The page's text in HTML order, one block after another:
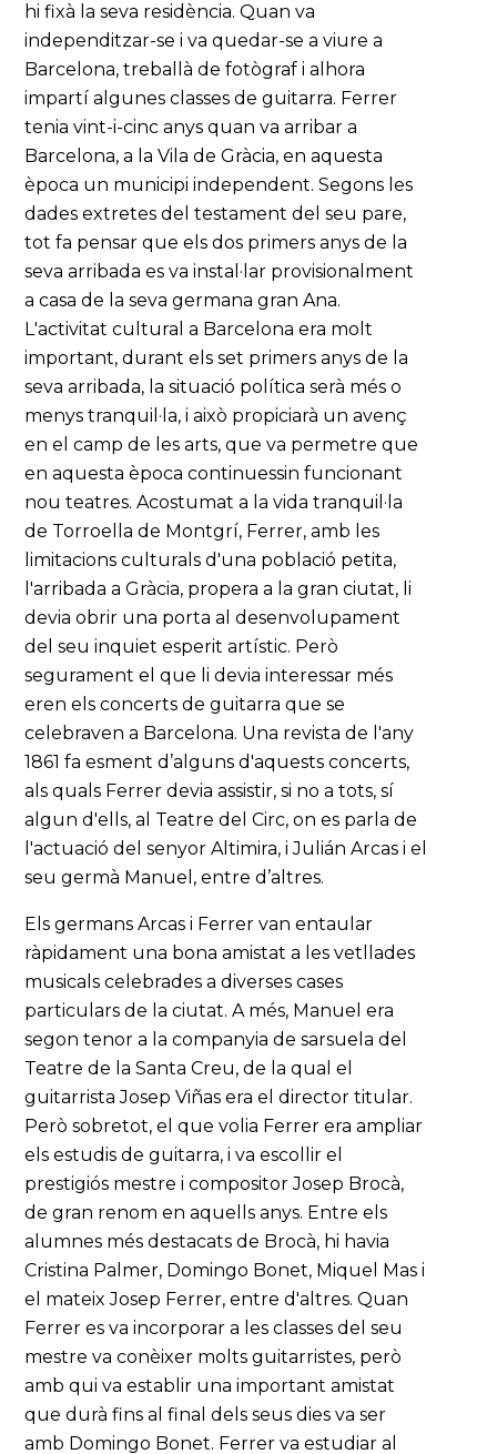
hi fixà la seva residència. Quan va
independitzar-se i va quedar-se a viure a
Barcelona, treballà de fotògraf i alhora
impartí algunes classes de guitarra. Ferrer
tenia vint-i-cinc anys quan va arribar a
Barcelona, a la Vila de Gràcia, en aquesta
època un municipi independent. Segons les
dades extretes del testament del seu pare,
tot fa pensar que els dos primers anys de la
seva arribada es va instal·lar provisionalment
a casa de la seva germana gran Ana.
L'activitat cultural a Barcelona era molt
important, durant els set primers anys de la
seva arribada, la situació política serà més o
menys tranquil·la, i això propiciarà un avenç
en el camp de les arts, que va permetre que
en aquesta època continuessin funcionant
nou teatres. Acostumat a la vida tranquil·la
de Torroella de Montgrí, Ferrer, amb les
limitacions culturals d'una població petita,
l'arribada a Gràcia, propera a la gran ciutat, li
devia obrir una porta al desenvolupament
del seu inquiet esperit artístic. Però
segurament el que li devia interessar més
eren els concerts de guitarra que se
celebraven a Barcelona. Una revista de l'any
1861 fa esment d’alguns d'aquests concerts,
als quals Ferrer devia assistir, si no a tots, sí
algun d'ells, al Teatre del Circ, on es parla de
l'actuació del senyor Altimira, i Julián Arcas i el
seu germà Manuel, entre d’altres.
Els germans Arcas i Ferrer van entaular
ràpidament una bona amistat a les vetllades
musicals celebrades a diverses cases
particulars de la ciutat. A més, Manuel era
segon tenor a la companyia de sarsuela del
Teatre de la Santa Creu, de la qual el
guitarrista Josep Viñas era el director titular.
Però sobretot, el que volia Ferrer era ampliar
els estudis de guitarra, i va escollir el
prestigiós mestre i compositor Josep Brocà,
de gran renom en aquells anys. Entre els
alumnes més destacats de Brocà, hi havia
Cristina Palmer, Domingo Bonet, Miquel Mas i
el mateix Josep Ferrer, entre d'altres. Quan
Ferrer es va incorporar a les classes del seu
mestre va conèixer molts guitarristes, però
amb qui va establir una important amistat
que durà fins al final dels seus dies va ser
amb Domingo Bonet. Ferrer va estudiar al